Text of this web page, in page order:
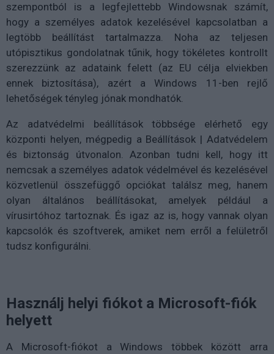
szempontból is a legfejlettebb Windowsnak számít,
hogy a személyes adatok kezelésével kapcsolatban a
legtöbb beállítást tartalmazza. Noha az teljesen
utópisztikus gondolatnak tűnik, hogy tökéletes kontrollt
szerezzünk az adataink felett (az EU célja elviekben
ennek biztosítása), azért a Windows 11-ben rejlő
lehetőségek tényleg jónak mondhatók.
Az adatvédelmi beállítások többsége elérhető egy
központi helyen, mégpedig a Beállítások | Adatvédelem
és biztonság útvonalon. Azonban tudni kell, hogy itt
nemcsak a személyes adatok védelmével és kezelésével
közvetlenül összefüggő opciókat találsz meg, hanem
olyan általános beállításokat, amelyek például a
vírusirtóhoz tartoznak. És igaz az is, hogy vannak olyan
kapcsolók és szoftverek, amiket nem erről a felületről
tudsz konfigurálni.
Használj helyi fiókot a Microsoft-fiók
helyett
A Microsoft-fiókot a Windows többek között arra